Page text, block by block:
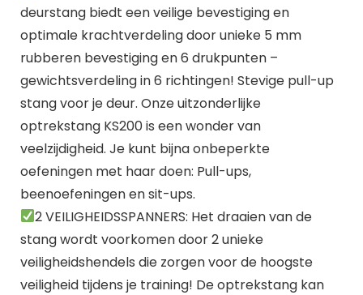
deurstang biedt een veilige bevestiging en
optimale krachtverdeling door unieke 5 mm
rubberen bevestiging en 6 drukpunten –
gewichtsverdeling in 6 richtingen! Stevige pull-up
stang voor je deur. Onze uitzonderlijke
optrekstang KS200 is een wonder van
veelzijdigheid. Je kunt bijna onbeperkte
oefeningen met haar doen: Pull-ups,
beenoefeningen en sit-ups.
2 VEILIGHEIDSSPANNERS: Het draaien van de
stang wordt voorkomen door 2 unieke
veiligheidshendels die zorgen voor de hoogste
veiligheid tijdens je training! De optrekstang kan